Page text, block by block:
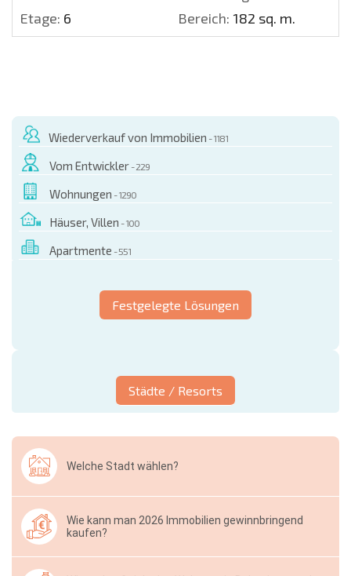
Etage: 6 Bereich: 182 sq. m.
Wiederverkauf von Immobilien - 1181
Vom Entwickler - 229
Wohnungen - 1290
Häuser, Villen - 100
Apartmente - 551
Festgelegte Lösungen
Städte / Resorts
Welche Stadt wählen?
Wie kann man 2026 Immobilien gewinnbringend
kaufen?